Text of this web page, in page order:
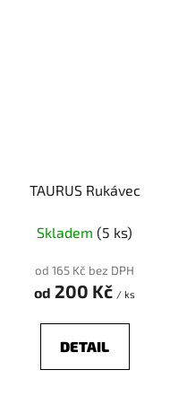
TAURUS Rukávec
Skladem (5 ks)
od 165 Kč bez DPH
od 200 Kč / ks
DETAIL